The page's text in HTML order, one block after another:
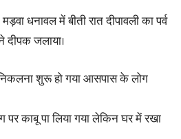
धनावल में बीती रात दीपावली का पर्व
दीपक जलाया।
शुरू हो गया आसपास के लोग
काबू पा लिया गया लेकिन घर में रखा